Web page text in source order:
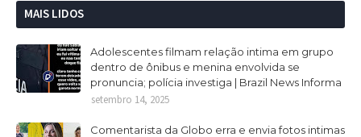
MAIS LIDOS
Adolescentes filmam relação intima em grupo
dentro de ônibus e menina envolvida se
pronuncia; polícia investiga | Brazil News Informa
setembro 14, 2025
Comentarista da Globo erra e envia fotos intimas